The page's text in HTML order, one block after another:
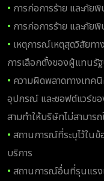
• การก่อการร้าย และภัย
• การก่อการร้าย และภัย
• เหตุการณ์เหตุสุดวิสัยท
การเลือกตั้งของผู้แทนรั
• ความผิดพลาดทางเทค
อุปกรณ์ และซอฟต์แวร์ข
สามทำให้บริษัทไม่สามาร
• สถานการณ์ที่ระบุไว้ใน
บริการ
• สถานการณ์อื่นที่รุนแรง